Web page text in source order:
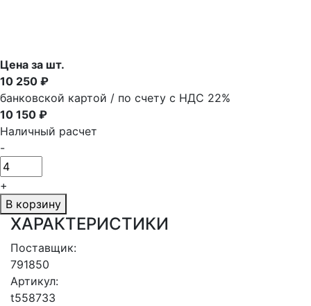
ХАРАКТЕРИСТИКИ
Поставщик:
791850
Артикул:
t558733
Цена за шт.
10 250 ₽
банковской картой / по счету с НДС 22%
10 150 ₽
Наличный расчет
-
+
В корзину